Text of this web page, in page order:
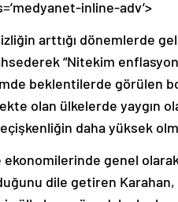
inline-adv’>
arttığı dönemlerde
“Nitekim
beklentilerde görülen
olan ülkelerde yaygın
daha yüksek
genel
dile getiren